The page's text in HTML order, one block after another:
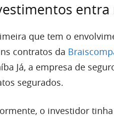
entra
que tem o
contratos da
Já, a empresa de
segurados.
o investidor